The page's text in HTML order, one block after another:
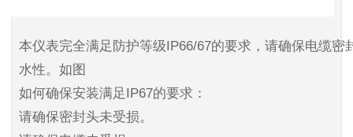
本仪表完全满足防护等级IP66/67的要求，请确保电缆密
水性。如图
如何确保安装满足IP67的要求：
请确保密封头未受损。